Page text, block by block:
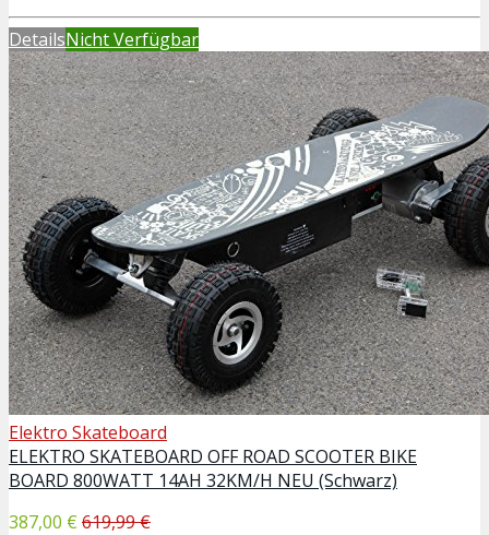
DetailsNicht Verfügbar
Elektro Skateboard
ELEKTRO SKATEBOARD OFF ROAD SCOOTER BIKE
BOARD 800WATT 14AH 32KM/H NEU (Schwarz)
387,00 € 619,99 €